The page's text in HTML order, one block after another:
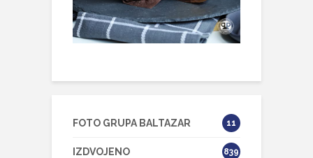
FOTO GRUPA BALTAZAR 11
IZDVOJENO 839